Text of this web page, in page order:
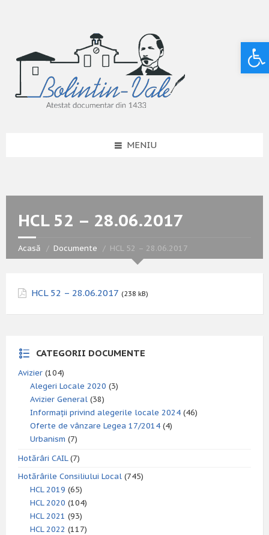
MENIU
HCL 52 – 28.06.2017
Acasă Documente HCL 52 – 28.06.2017
HCL 52 – 28.06.2017 (238 kB)
CATEGORII DOCUMENTE
Avizier (104)
Alegeri Locale 2020 (3)
Avizier General (38)
Informații privind alegerile locale 2024 (46)
Oferte de vânzare Legea 17/2014 (4)
Urbanism (7)
Hotărâri CAIL(7)
Hotărârile Consiliului Local (745)
HCL 2019 (65)
HCL 2020 (104)
HCL 2021 (93)
HCL 2022 (117)
Deschide bara de unelte